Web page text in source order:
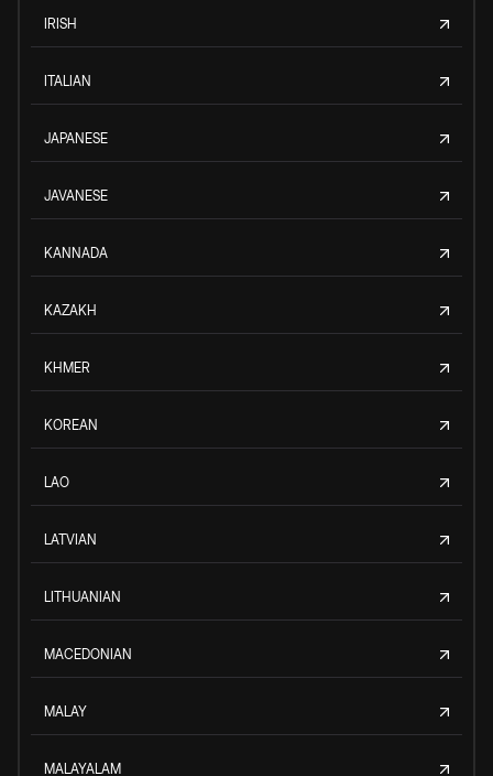
IRISH
ITALIAN
JAPANESE
JAVANESE
KANNADA
KAZAKH
KHMER
KOREAN
LAO
LATVIAN
LITHUANIAN
MACEDONIAN
MALAY
MALAYALAM